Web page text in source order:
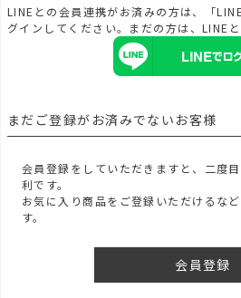
LINEとの会員連携がお済みの方は、「
グインしてください。まだの方は、LINE
まだご登録がお済みでないお客様
会員登録をしていただきますと、二度
利です。
お気に入り商品をご登録いただけるな
す。
会員登録